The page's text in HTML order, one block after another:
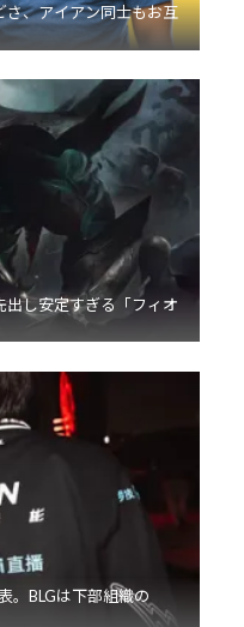
さ、アイアン同士もお互
し安定すぎる「フィオ
。BLGは下部組織の